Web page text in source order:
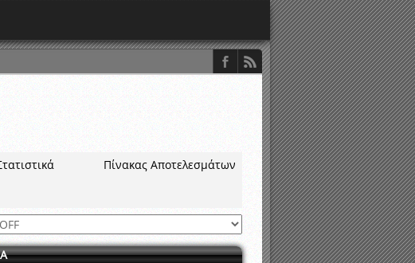
και παρατηρητών ΕΠΣΑ
ΕΠΣΑ αγωνιστικής περιόδου 2015-2016
Πίνακας Αποτελεσμάτων